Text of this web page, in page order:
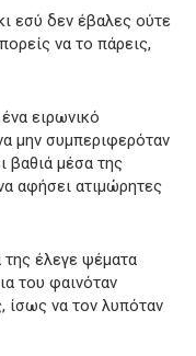
εσύ δεν έβαλες ούτε
να το πάρεις,
ειρωνικό
μην συμπεριφερόταν
βαθιά μέσα της
αφήσει ατιμώρητες
της έλεγε ψέματα
του φαινόταν
ίσως να τον λυπόταν